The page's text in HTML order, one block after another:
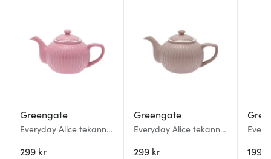
Greengate
Everyday Alice tekanna
299 kr
Greengate
Everyday Alice tekanna
299 kr 199